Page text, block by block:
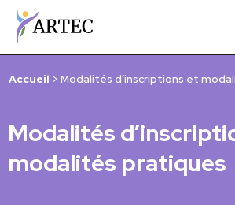
Accueil > Modalités d’inscriptions et
Modalités
modalités pratiques